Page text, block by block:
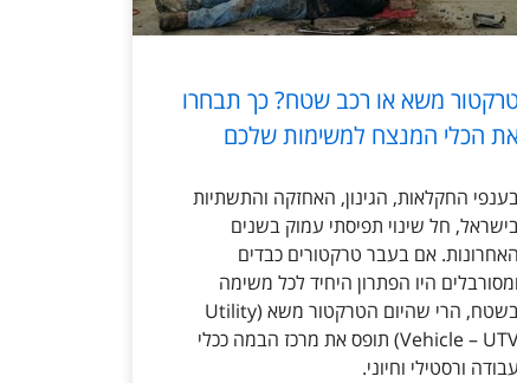
משא או רכב שטח? כך תבחרו
הכלי המנצח למשימות שלכם
החקלאות, הגינון, האחזקה והתשתיות
חל שינוי תפיסתי עמוק בשנים
האחרונות. אם בעבר טרקטורים כבדים
ומסורבלים היו הפתרון היחיד לכל משימה
בשטח, הרי שהיום הטרקטור משא (Utility
Vehicle – UTV) תופס את מרכז הבמה ככלי
עבודה ורסטילי וחיוני.